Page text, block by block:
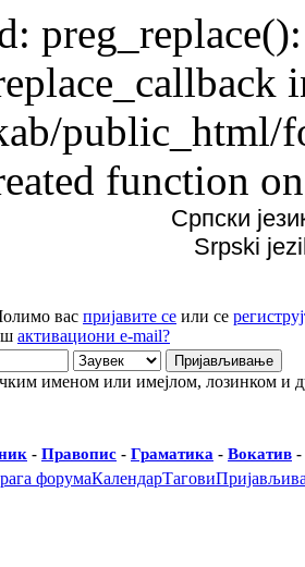
public_html/
function
Српски
Srpski
вас пријавите се или се
активациони e-mail?
именом или имејлом, лозинком и
- Правопис - Граматика - Вокатив -
форумаКалендарТагови